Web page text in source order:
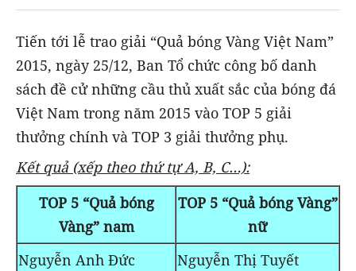
Tiến tới lễ trao giải “Quả bóng Vàng Việt Nam”
2015, ngày 25/12, Ban Tổ chức công bố danh
sách đề cử những cầu thủ xuất sắc của bóng đá
Việt Nam trong năm 2015 vào TOP 5 giải
thưởng chính và TOP 3 giải thưởng phụ.
Kết quả (xếp theo thứ tự A, B, C…):
TOP 5 “Quả bóng
Vàng” nam
TOP 5 “Quả bóng Vàng”
nữ
Nguyễn Anh Đức
Nguyễn Thị Tuyết